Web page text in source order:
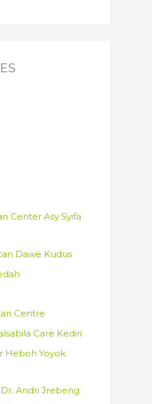
Center Asy Syifa
Dawe Kudus
Centre
Care Kediri
Heboh Yoyok
Andri Jrebeng